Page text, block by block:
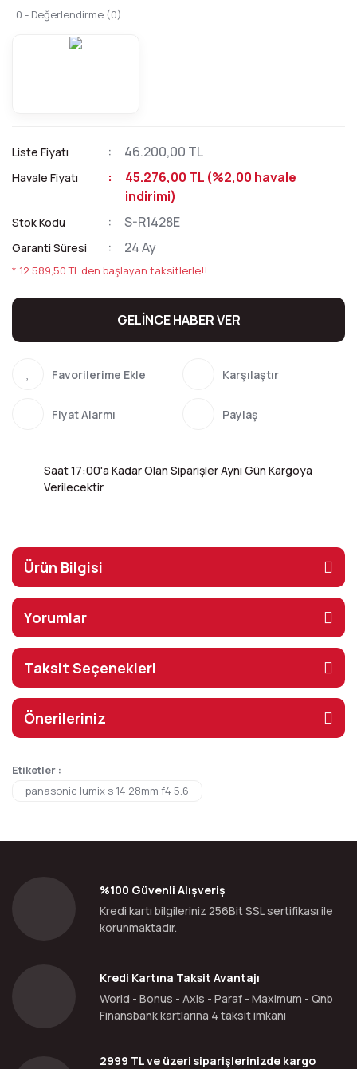
0 - Değerlendirme (0)
Liste Fiyatı 46.200,00 TL
Havale Fiyatı
45.276,00 TL (%2,00 havale
indirimi)
Stok Kodu S-R1428E
Garanti Süresi 24 Ay
* 12.589,50 TL den başlayan taksitlerle!!
GELİNCE HABER VER
Karşılaştır
Fiyat Alarmı Paylaş
Saat 17:00'a Kadar Olan Siparişler Aynı Gün Kargoya
Verilecektir
Ürün Bilgisi
Yorumlar
Taksit Seçenekleri
Önerileriniz
Etiketler :
panasonic lumix s 14 28mm f4 5.6
%100 Güvenli Alışveriş
Kredi kartı bilgileriniz 256Bit SSL sertifikası ile
korunmaktadır.
Kredi Kartına Taksit Avantajı
World - Bonus - Axis - Paraf - Maximum - Qnb
Finansbank kartlarına 4 taksit imkanı
2999 TL ve üzeri siparişlerinizde kargo